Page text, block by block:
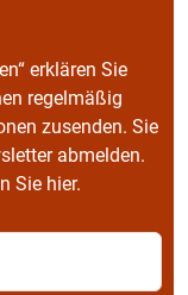
erklären Sie
regelmäßig
zusenden. Sie
abmelden.
Sie hier.